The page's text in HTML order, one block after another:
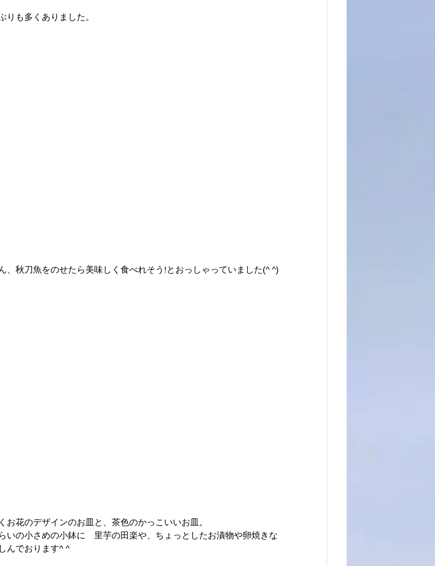
りも多くありました。
、秋刀魚をのせたら美味しく食べれそう!とおっしゃっていました(^ ^)
お花のデザインのお皿と、茶色のかっこいいお皿。
いの小さめの小鉢に　里芋の田楽や、ちょっとしたお漬物や卵焼きな
んでおります^ ^